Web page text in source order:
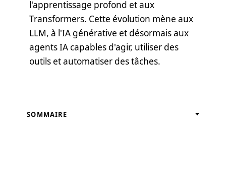
l'apprentissage profond et aux
Transformers. Cette évolution mène aux
LLM, à l'IA générative et désormais aux
agents IA capables d'agir, utiliser des
outils et automatiser des tâches.
SOMMAIRE